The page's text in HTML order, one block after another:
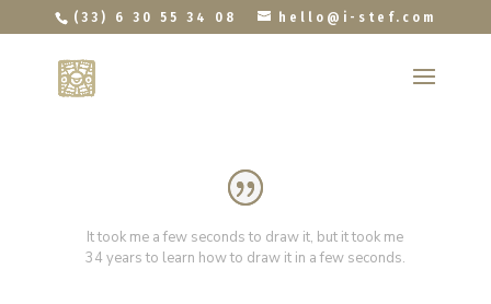
(33) 6 30 55 34 08 hello@i-stef.com
It took me a few seconds to draw it, but it took me
34 years to learn how to draw it in a few seconds.